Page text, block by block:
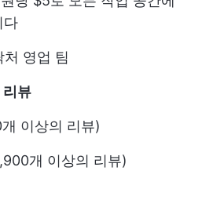
다
처 영업 팀
뷰
이상의 리뷰)
개 이상의 리뷰)